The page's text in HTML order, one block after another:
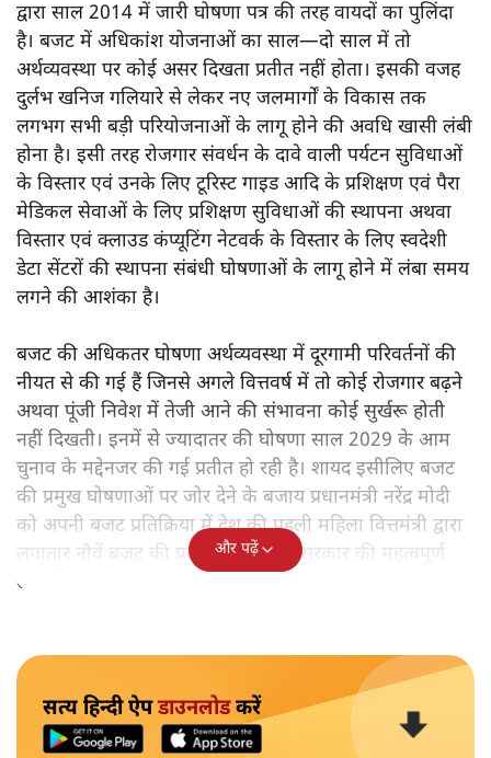
द्वारा साल 2014 में जारी घोषणा पत्र की तरह वायदों का पुलिंदा
है। बजट में अधिकांश योजनाओं का साल—दो साल में तो
अर्थव्यवस्था पर कोई असर दिखता प्रतीत नहीं होता। इसकी वजह
दुर्लभ खनिज गलियारे से लेकर नए जलमार्गों के विकास तक
लगभग सभी बड़ी परियोजनाओं के लागू होने की अवधि खासी लंबी
होना है। इसी तरह रोजगार संवर्धन के दावे वाली पर्यटन सुविधाओं
के विस्तार एवं उनके लिए टूरिस्ट गाइड आदि के प्रशिक्षण एवं पैरा
मेडिकल सेवाओं के लिए प्रशिक्षण सुविधाओं की स्थापना अथवा
विस्तार एवं क्लाउड कंप्यूटिंग नेटवर्क के विस्तार के लिए स्वदेशी
डेटा सेंटरों की स्थापना संबंधी घोषणाओं के लागू होने में लंबा समय
लगने की आशंका है।
बजट की अधिकतर घोषणा अर्थव्यवस्था में दूरगामी परिवर्तनों की
नीयत से की गई हैं जिनसे अगले वित्तवर्ष में तो कोई रोजगार बढ़ने
अथवा पूंजी निवेश में तेजी आने की संभावना कोई सुर्खरू होती
नहीं दिखती। इनमें से ज्यादातर की घोषणा साल 2029 के आम
चुनाव के मद्देनजर की गई प्रतीत हो रही है। शायद इसीलिए बजट
की प्रमुख घोषणाओं पर जोर देने के बजाय प्रधानमंत्री नरेंद्र मोदी
को अपनी बजट प्रतिक्रिया में देश की पहली महिला वित्तमंत्री द्वारा
लगातार नौवें बजट की प्रस्तुति को अपनी सरकार की महत्वपूर्ण
उपलब्धि बताने पर मजबूर होना पड़ा।
और पढ़ें
सत्य हिन्दी ऐपडाउनलोडकरें